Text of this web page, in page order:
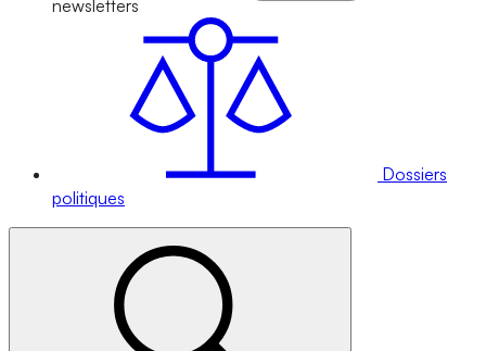
newsletters
Dossiers
politiques